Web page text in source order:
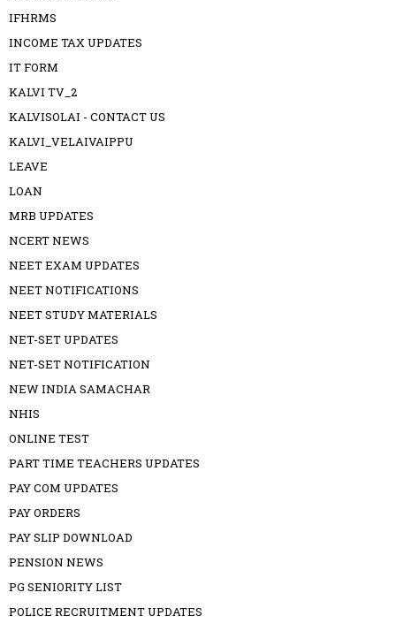
IFHRMS
INCOME TAX UPDATES
IT FORM
KALVI TV_2
KALVISOLAI - CONTACT US
KALVI_VELAIVAIPPU
LEAVE
LOAN
MRB UPDATES
NCERT NEWS
NEET EXAM UPDATES
NEET NOTIFICATIONS
NEET STUDY MATERIALS
NET-SET UPDATES
NET-SET NOTIFICATION
NEW INDIA SAMACHAR
NHIS
ONLINE TEST
PART TIME TEACHERS UPDATES
PAY COM UPDATES
PAY ORDERS
PAY SLIP DOWNLOAD
PENSION NEWS
PG SENIORITY LIST
POLICE RECRUITMENT UPDATES